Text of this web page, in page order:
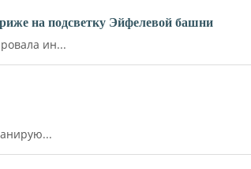
на подсветку Эйфелевой башни
ин...